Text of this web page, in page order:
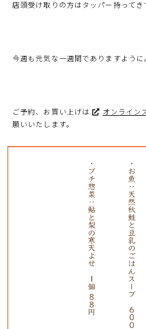
店頭受け取りの方はタッパー持って
今週も元気な一週間でありますように
ご予約、お買い上げは オンライン
願いいたします。